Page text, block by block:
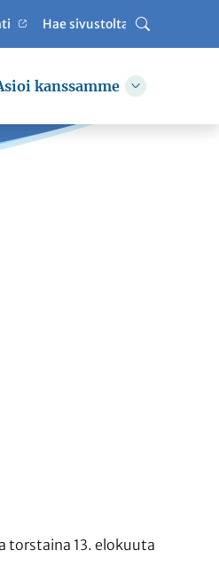
Haku
alasvetovalikkoa
kanssamme
Vaihda
torstaina 13. elokuuta